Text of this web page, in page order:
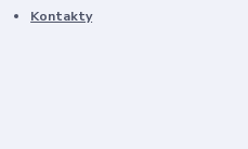
Kontakty